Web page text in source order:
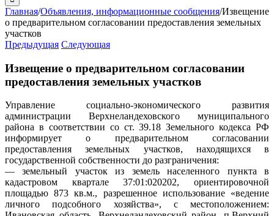
Главная/Объявления, информационные сообщения/Извещение
о предварительном согласовании предоставления земельных
участков
Предыдущая Следующая
Извещение о предварительном согласовании
предоставления земельных участков
Управление социально-экономического развития
администрации Верхнеландеховского муниципального
района в соответствии со ст. 39.18 Земельного кодекса РФ
информирует о предварительном согласовании
предоставления земельных участков, находящихся в
государственной собственности до разграничения:
— земельный участок из земель населенного пункта в
кадастровом квартале 37:01:020202, ориентировочной
площадью 873 кв.м., разрешенное использование «ведение
личного подсобного хозяйства», с местоположением: